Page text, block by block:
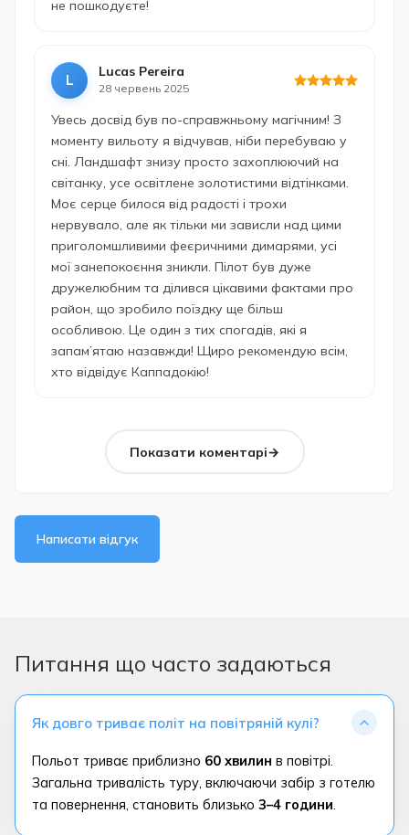
не пошкодуєте!
L Lucas Pereira
28 червень 2025
Увесь досвід був по-справжньому магічним! З
моменту вильоту я відчував, ніби перебуваю у
сні. Ландшафт знизу просто захоплюючий на
світанку, усе освітлене золотистими відтінками.
Моє серце билося від радості і трохи
нервувало, але як тільки ми зависли над цими
приголомшливими феєричними димарями, усі
мої занепокоєння зникли. Пілот був дуже
дружелюбним та ділився цікавими фактами про
район, що зробило поїздку ще більш
особливою. Це один з тих спогадів, які я
запам’ятаю назавжди! Щиро рекомендую всім,
хто відвідує Каппадокію!
Показати коментарі
Написати відгук
Питання що часто задаються
Як довго триває політ на повітряній кулі?
Польот триває приблизно 60 хвилин в повітрі.
Загальна тривалість туру, включаючи забір з готелю
та повернення, становить близько 3–4 години.